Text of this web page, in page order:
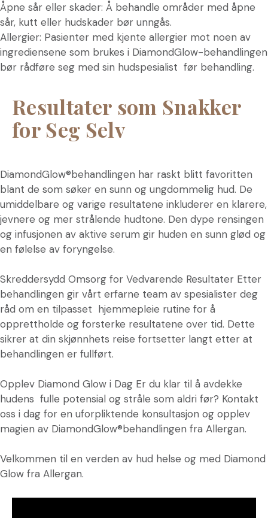
Åpne sår eller skader: Å behandle områder med åpne
sår, kutt eller hudskader bør unngås.
Allergier: Pasienter med kjente allergier mot noen av
ingrediensene som brukes i DiamondGlow-behandlingen
bør rådføre seg med sin hudspesialist før behandling.
Resultater som Snakker
for Seg Selv
DiamondGlow®behandlingen har raskt blitt favoritten
blant de som søker en sunn og ungdommelig hud. De
umiddelbare og varige resultatene inkluderer en klarere,
jevnere og mer strålende hudtone. Den dype rensingen
og infusjonen av aktive serum gir huden en sunn glød og
en følelse av foryngelse.
Skreddersydd Omsorg for Vedvarende Resultater Etter
behandlingen gir vårt erfarne team av spesialister deg
råd om en tilpasset hjemmepleie rutine for å
opprettholde og forsterke resultatene over tid. Dette
sikrer at din skjønnhets reise fortsetter langt etter at
behandlingen er fullført.
Opplev Diamond Glow i Dag Er du klar til å avdekke
hudens fulle potensial og stråle som aldri før? Kontakt
oss i dag for en uforpliktende konsultasjon og opplev
magien av DiamondGlow®behandlingen fra Allergan.
Velkommen til en verden av hud helse og med Diamond
Glow fra Allergan.